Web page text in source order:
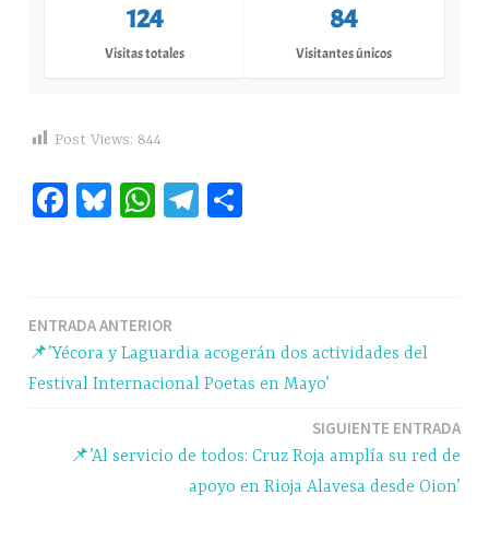
124
Visitas totales
84
Visitantes únicos
Post Views: 844
Fa Bl W
pp
Te
m rti
r
Navegación
de
ENTRADA ANTERIOR
📌’Yécora y Laguardia acogerán dos actividades del
Festival Internacional Poetas en Mayo’
SIGUIENTE ENTRADA
📌’Al servicio de todos: Cruz Roja amplía su red de
apoyo en Rioja Alavesa desde Oion’